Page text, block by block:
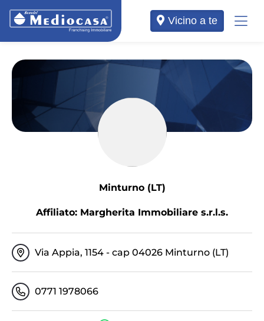
Vicino a te
Minturno (LT)
Affiliato: Margherita Immobiliare s.r.l.s.
Via Appia, 1154 - cap 04026 Minturno (LT)
0771 1978066